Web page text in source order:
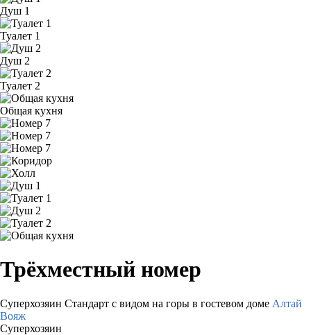
Душ 1
Туалет 1
Душ 2
Туалет 2
Общая кухня
Трёхместный номер
Суперхозяин Стандарт с видом на горы в гостевом доме Алтай
Вояж
Суперхозяин